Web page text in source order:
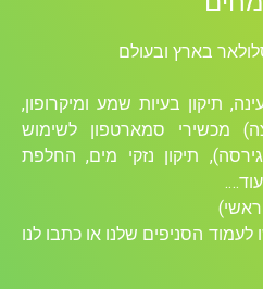
בארץ ובעולם
תיקון בעיות שמע ומיקרופון,
מכשירי סמארטפון לשימוש
תיקון נזקי מים, החלפת
הסניפים שלנו או כתבו לנו